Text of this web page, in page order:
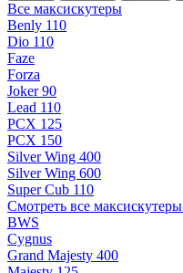
Все максискутеры
Benly 110
Dio 110
Faze
Forza
Joker 90
Lead 110
PCX 125
PCX 150
Silver Wing 400
Silver Wing 600
Super Cub 110
Смотреть все
BWS
Cygnus
Grand Majesty 400